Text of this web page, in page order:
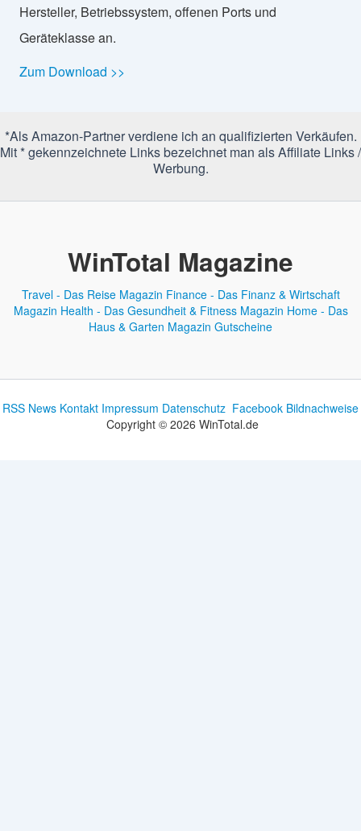
Hersteller, Betriebssystem, offenen Ports und
Geräteklasse an.
Zum Download >>
*Als Amazon-Partner verdiene ich an qualifizierten Verkäufen.
Mit * gekennzeichnete Links bezeichnet man als Affiliate Links /
Werbung.
WinTotal Magazine
Travel - Das Reise Magazin Finance - Das Finanz & Wirtschaft
Magazin Health - Das Gesundheit & Fitness Magazin Home - Das
Haus & Garten Magazin Gutscheine
RSS News Kontakt Impressum Datenschutz Facebook Bildnachweise
Copyright © 2026 WinTotal.de